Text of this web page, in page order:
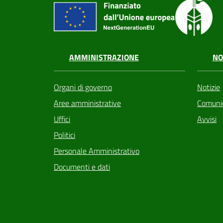
AMMINISTRAZIONE
Organi di governo
Aree amministrative
Uffici
Politici
Personale Amministrativo
Documenti e dati
Notizie
Avvisi